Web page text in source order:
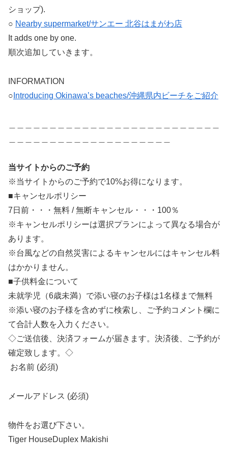
ショップ).
○ Nearby supermarket/サンエー 北谷はまがわ店
It adds one by one.
順次追加していきます。
INFORMATION
○ Introducing Okinawa’s beaches/沖縄県内ビーチをご紹介
当サイトからのご予約
※当サイトからのご予約で10%お得になります。
■キャンセルポリシー
7日前・・・無料 / 無断キャンセル・・・100％
※キャンセルポリシーは選択プランによって異なる場合が
あります。
※台風などの自然災害によるキャンセルにはキャンセル料
はかかりません。
■子供料金について
未就学児（6歳未満）で添い寝のお子様は1名様まで無料
※添い寝のお子様を含めずに検索し、ご予約コメント欄に
て合計人数を入力ください。
◇ご送信後、決済フォームが届きます。決済後、ご予約が
確定致します。◇
お名前 (必須)
メールアドレス (必須)
物件をお選び下さい。
Tiger HouseDuplex Makishi